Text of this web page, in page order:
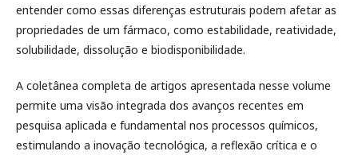
entender como essas diferenças estruturais podem afetar as
propriedades de um fármaco, como estabilidade, reatividade,
solubilidade, dissolução e biodisponibilidade.
A coletânea completa de artigos apresentada nesse volume
permite uma visão integrada dos avanços recentes em
pesquisa aplicada e fundamental nos processos químicos,
estimulando a inovação tecnológica, a reflexão crítica e o